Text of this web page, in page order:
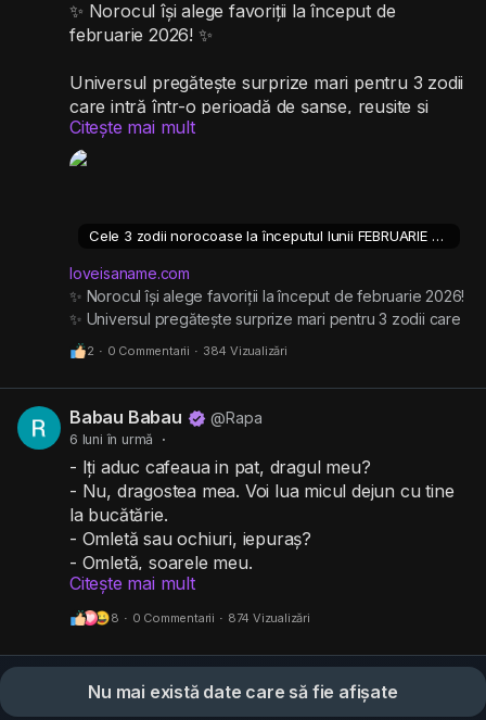
✨ Norocul își alege favoriții la început de
februarie 2026! ✨
Universul pregătește surprize mari pentru 3 zodii
care intră într-o perioadă de șanse, reușite și
decizii inspirate. 🍀
Banii, cariera sau dragostea pot lua o turnură
👉 Vrei să afli dacă zodia ta se află pe lista
norocoșilor?
👉 Descoperă ce oportunități îți pot schimba
începutul de lună!
astrele!
https://loveisaname.com/cele-3-zodii-norocoase-
la-inceputul-lunii-februarie-2026/
Citește mai mult
Cele 3 zodii norocoase la începutul lunii FEBRUARIE 2026
loveisaname.com
✨ Norocul își alege favoriții la început de februarie 2026!
✨ Universul pregătește surprize mari pentru 3 zodii care
intră într-o perioadă de șanse, reușite și decizii inspirate.
🍀 Banii, cariera sau dragostea pot lua o turnură
neașteptat de bună… dar doar unii nativi sunt cu adevărat
privilegiați. 👉 Vrei să afli dacă zodia ta se află pe lista
norocoșilor? 👉 Descoperă ce oportunități îți pot
vezi ce ți-au pregătit astrele!
2 · 0 Commentarii · 384 Vizualizări
Babau Babau @Rapa
6 luni în urmă ·
- Iți aduc cafeaua in pat, dragul meu?
- Nu, dragostea mea. Voi lua micul dejun cu tine
la bucătărie.
- Omletă sau ochiuri, iepuraș?
- Omletă, soarele meu.
Ea răsuflă ușurată:
- Stai așa... Deci nici tu nu-ți amintești numele
Citește mai mult
8 · 0 Commentarii · 874 Vizualizări
Nu mai există date care să fie afișate